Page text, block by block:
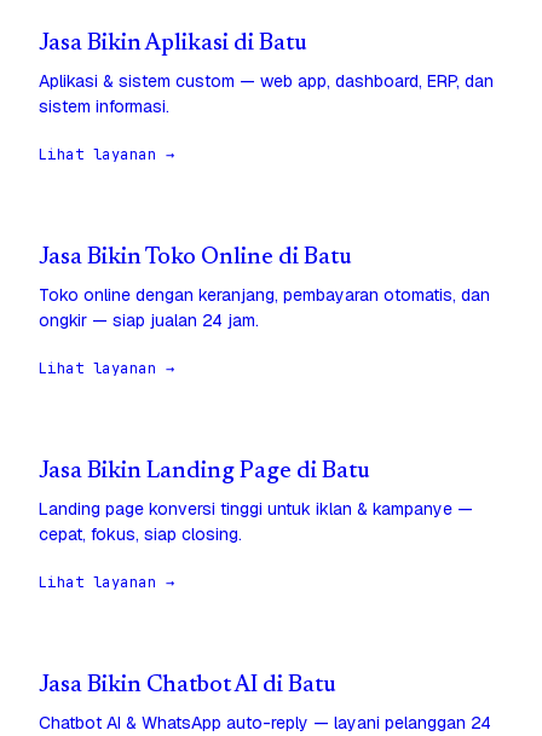
Jasa Bikin Aplikasi di Batu
Aplikasi & sistem custom — web app, dashboard, ERP, dan
sistem informasi.
Lihat layanan →
Jasa Bikin Toko Online di Batu
Toko online dengan keranjang, pembayaran otomatis, dan
ongkir — siap jualan 24 jam.
Lihat layanan →
Jasa Bikin Landing Page di Batu
Landing page konversi tinggi untuk iklan & kampanye —
cepat, fokus, siap closing.
Lihat layanan →
Jasa Bikin Chatbot AI di Batu
Chatbot AI & WhatsApp auto-reply — layani pelanggan 24